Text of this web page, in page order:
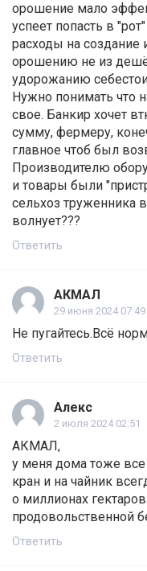
орошение мало
успеет попасть в
расходы на создание
орошению не из
удорожанию
Нужно понимать что
свое. Банкир хочет
сумму, фермеру,
главное чтоб был
Производителю
и товары были
сельхоз труженника
волнует???
Ответить
АКМАЛ
29 июня 2024 07:49
Не пугайтесь.Всё
Ответить
Алекс
2 июля 2024 02:51
АКМАЛ,
у меня дома тоже
кран и на чайник
о миллионах
продовольственной
Ответить